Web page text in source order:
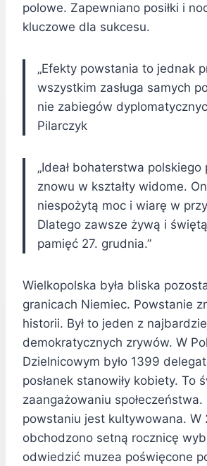
polowe. Zapewniano posiłki i
kluczowe dla sukcesu.
„Efekty powstania to jednak
wszystkim zasługa samych
nie zabiegów
Pilarczyk
„Ideał bohaterstwa polskiego
znowu w kształty widome.
niespożytą moc i wiarę w
Dlatego zawsze żywą i
pamięć 27. grudnia.”
Wielkopolska była bliska
granicach Niemiec. Powstanie
historii. Był to jeden z
demokratycznych zrywów. W
Dzielnicowym było 1399
posłanek stanowiły kobiety. To
zaangażowaniu społeczeństwa.
powstaniu jest kultywowana. W
obchodzono setną rocznicę
odwiedzić muzea poświęcone